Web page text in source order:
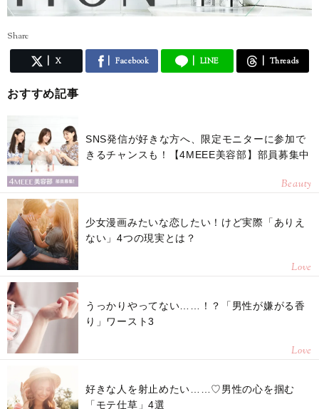
Share
X Facebook LINE Threads
おすすめ記事
SNS発信が好きな方へ、限定モニターに参加で
きるチャンスも！【4MEEE美容部】部員募集中
Beauty
少女漫画みたいな恋したい！けど実際「ありえ
ない」4つの現実とは？
Love
うっかりやってない……！？「男性が嫌がる香
り」ワースト3
Love
好きな人を射止めたい……♡男性の心を掴む
「モテ仕草」4選